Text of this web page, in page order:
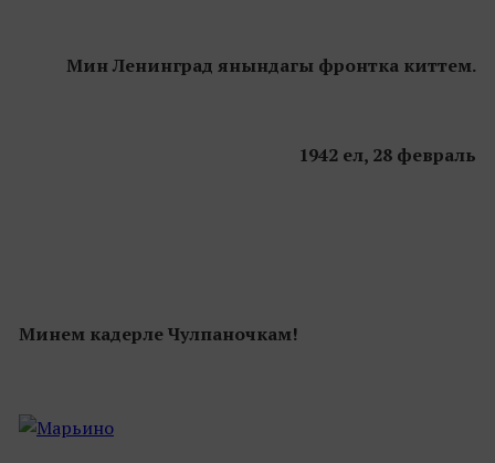
Мин Ленинград янындагы фронтка киттем.
1942 ел, 28 февраль
Минем кадерле Чулпаночкам!